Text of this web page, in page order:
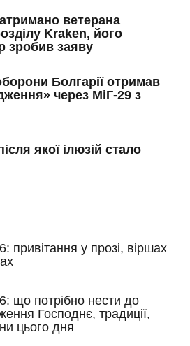
ветерана
Kraken, його
зробив заяву
Болгарії отримав
через МіГ-29 з
якої ілюзій стало
привітання у прозі, віршах
що потрібно нести до
Господнє, традиції,
цього дня